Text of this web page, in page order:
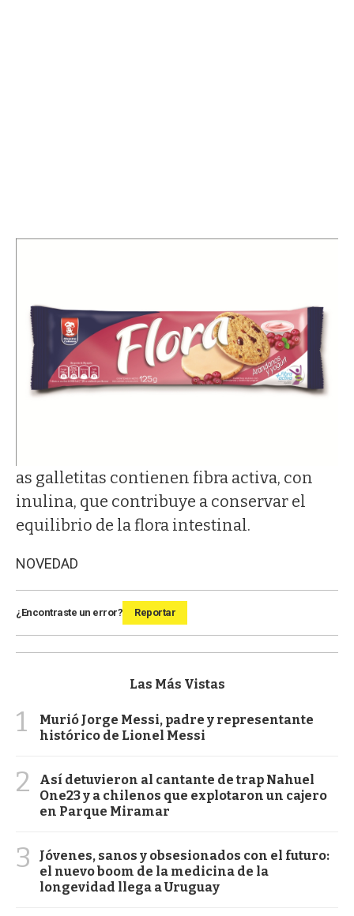
as galletitas contienen fibra activa, con
inulina, que contribuye a conservar el
equilibrio de la flora intestinal.
NOVEDAD
¿Encontraste un error? Reportar
Las Más Vistas
1
Murió Jorge Messi, padre y representante
histórico de Lionel Messi
2
Así detuvieron al cantante de trap Nahuel
One23 y a chilenos que explotaron un cajero
en Parque Miramar
3
Jóvenes, sanos y obsesionados con el futuro:
el nuevo boom de la medicina de la
longevidad llega a Uruguay